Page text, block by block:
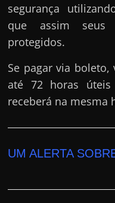
segurança
que assim seus
protegidos.
Se pagar via
até 72 horas
receberá na mesma
UM ALERTA